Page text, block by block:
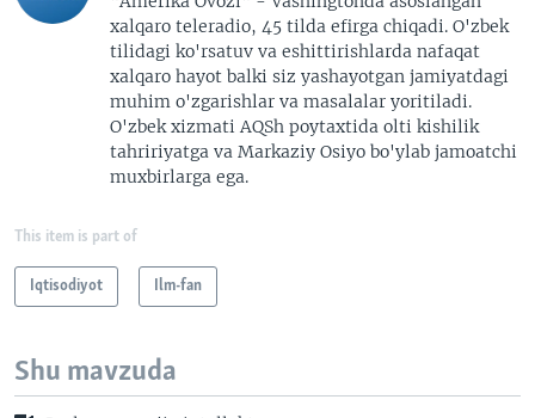
xalqaro teleradio, 45 tilda efirga chiqadi. O'zbek
tilidagi ko'rsatuv va eshittirishlarda nafaqat
xalqaro hayot balki siz yashayotgan jamiyatdagi
muhim o'zgarishlar va masalalar yoritiladi.
O'zbek xizmati AQSh poytaxtida olti kishilik
tahririyatga va Markaziy Osiyo bo'ylab jamoatchi
muxbirlarga ega.
This item is part of
Iqtisodiyot Ilm-fan
Shu mavzuda